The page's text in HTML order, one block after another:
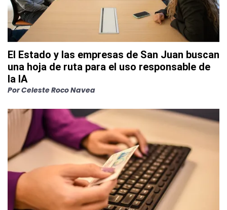
El Estado y las empresas de San Juan buscan
una hoja de ruta para el uso responsable de
la IA
PorCeleste Roco Navea